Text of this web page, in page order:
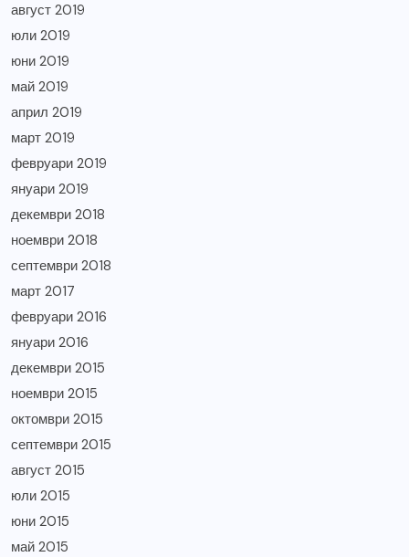
август 2019
юли 2019
юни 2019
май 2019
април 2019
март 2019
февруари 2019
януари 2019
декември 2018
ноември 2018
септември 2018
март 2017
февруари 2016
януари 2016
декември 2015
ноември 2015
октомври 2015
септември 2015
август 2015
юли 2015
юни 2015
май 2015